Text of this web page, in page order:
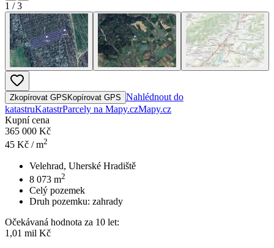
1 /3
Zkopírovat GPS Kopírovat GPS Nahlédnout do
katastruKatastrParcely na Mapy.czMapy.cz
Kupní cena
365 000 Kč
45 Kč / m2
Velehrad, Uherské Hradiště
8 073 m2
Celý pozemek
Druh pozemku: zahrady
Očekávaná hodnota za 10 let:
1,01 mil Kč